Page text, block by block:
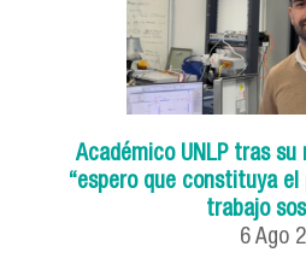
Académico UNLP tras su
“espero que constituya
trabajo
6 Ago